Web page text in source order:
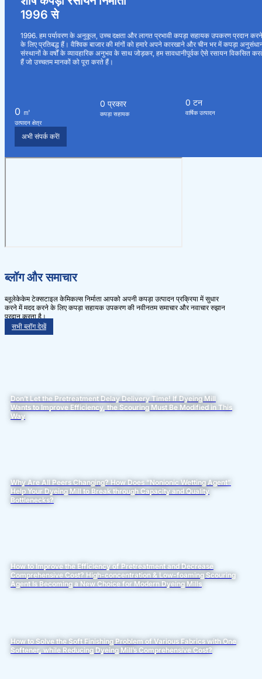
1996 से
1996. हम पर्यावरण के अनुकूल, उच्च दक्षता और लागत प्रभावी कपड़ा सहायक उपकरण प्रदान
के लिए प्रतिबद्ध हैं। वैश्विक बाजार की मांगों को हमारे अपने कारखाने और चीन भर में कपड़ा
संस्थानों के वर्षों के व्यावहारिक अनुभव के साथ जोड़कर, हम सावधानीपूर्वक ऐसे रसायन विकसित
हैं जो उच्चतम मानकों को पूरा करते हैं।
0 ㎡
उत्पादन क्षेत्र
0 प्रकार
कपड़ा सहायक
0 टन
वार्षिक उत्पादन
अभी संपर्क करें!
ब्लॉग और समाचार
ब्लूलेकेकेम टेक्सटाइल केमिकल्स निर्माता आपको अपनी कपड़ा उत्पादन प्रक्रिया में सुधार
करने में मदद करने के लिए कपड़ा सहायक उपकरण की नवीनतम समाचार और नवाचार रुझान
प्रदान करता है।
सभी ब्लॉग देखें
Don’t Let the Pretreatment Delay Delivery Time! If Dyeing Mill
Wants to Improve Efficiency, the Scouring Must Be Modified in This
Way
Why Are All Peers Changing? How Does “Nonionic Wetting Agent”
Help Your Dyeing Mill to Break through Capacity and Quality
Bottlenecks?
How to Improve the Efficiency of Pretreatment and Decrease
Comprehensive Cost? High-concentration & Low-foaming Scouring
Agent Is Becoming a New Choice for Modern Dyeing Mills
How to Solve the Soft Finishing Problem of Various Fabrics with One
Softener, while Reducing Dyeing Mill’s Comprehensive Cost?